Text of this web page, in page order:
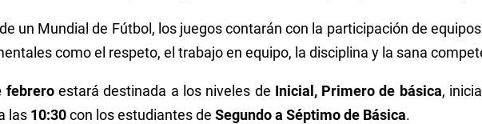
un Mundial de Fútbol, los juegos contarán con la participación de
como el respeto, el trabajo en equipo, la disciplina y la sana
febreroestará destinada a los niveles de Inicial, Primero de básica,
las 10:30 con los estudiantes de Segundo a Séptimo de Básica.